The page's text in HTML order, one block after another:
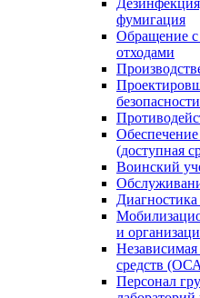
фумигация
Обращение
отходами
безопасности
(доступная
Воинский
и
Независимая
средств
Персонал